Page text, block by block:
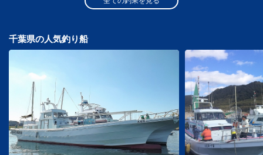
千葉県の人気釣り船